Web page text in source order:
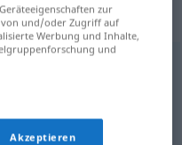
zur
und/oder Zugriff auf
Werbung und Inhalte,
und
Akzeptieren